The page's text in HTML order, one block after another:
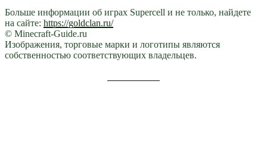
Больше информации об играх Supercell и не только, найдете
на сайте: https://goldclan.ru/
© Minecraft-Guide.ru
Изображения, торговые марки и логотипы являются
собственностью соответствующих владельцев.